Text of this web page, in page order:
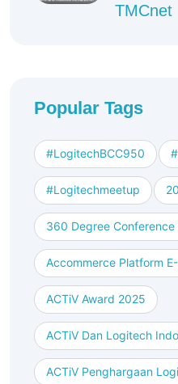
TMCnet
Popular Tags
#logitechBCC950
#logitechmeetup
360 Degree Conference
Accommerce Platform
ACTiV Award 2025
ACTiV Dan Logitech
ACTiV Penghargaan